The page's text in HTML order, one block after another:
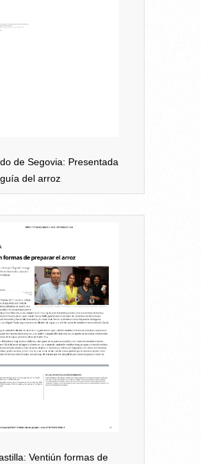
de Segovia: Presentada
del arroz
Ventiún formas de